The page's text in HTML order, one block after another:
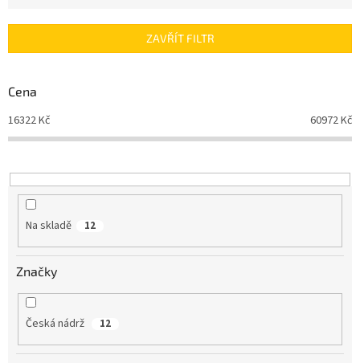
í
r
o
d
u
t
ů
ZAVŘÍT FILTR
Cena
16322Kč 60972Kč
Na skladě 12
Značky
Česká nádrž 12